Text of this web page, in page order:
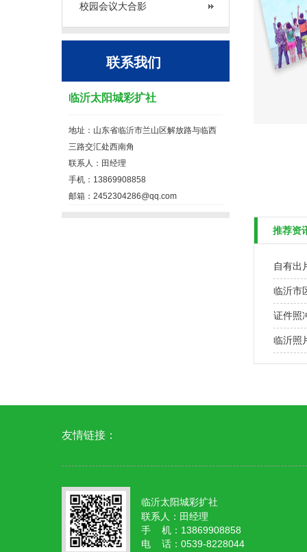
校园会议大合影
联系我们
临沂太阳城彩扩社
地址：山东省临沂市兰山区解放路与临西
三路交汇处西南角
联系人：田经理
手机：13869908858
邮箱：2452304286@qq.com
推荐资
自有出
临沂市
证件照
临沂照
友情链接：
临沂太阳城彩扩社
联系人：田经理
手 机：13869908858
电 话：0539-8228044